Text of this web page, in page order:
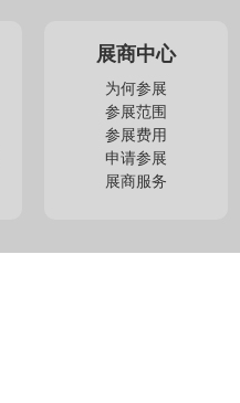
展商中心
为何参展
参展范围
参展费用
申请参展
展商服务